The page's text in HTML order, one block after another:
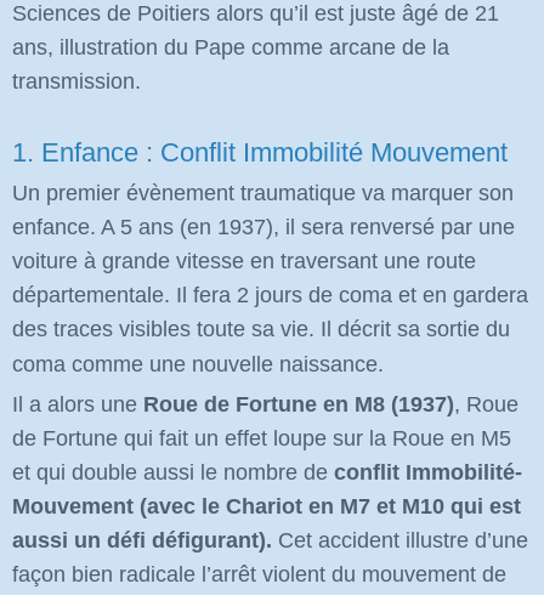
Sciences de Poitiers alors qu’il est juste âgé de 21
ans, illustration du Pape comme arcane de la
transmission.
1. Enfance : Conflit Immobilité Mouvement
Un premier évènement traumatique va marquer son
enfance. A 5 ans (en 1937), il sera renversé par une
voiture à grande vitesse en traversant une route
départementale. Il fera 2 jours de coma et en gardera
des traces visibles toute sa vie. Il décrit sa sortie du
coma comme une nouvelle naissance.
Il a alors une Roue de Fortune en M8 (1937), Roue
de Fortune qui fait un effet loupe sur la Roue en M5
et qui double aussi le nombre de conflit Immobilité-
Mouvement (avec le Chariot en M7 et M10 qui est
aussi un défi défigurant). Cet accident illustre d’une
façon bien radicale l’arrêt violent du mouvement de